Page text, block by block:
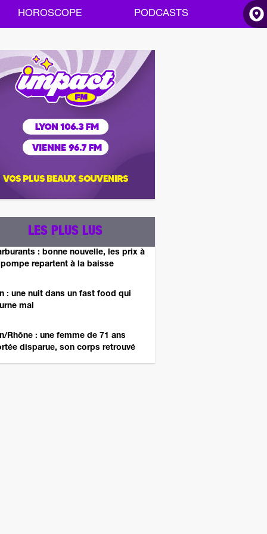
HOROSCOPE PODCASTS
LES PLUS LUS
: bonne nouvelle, les prix à
repartent à la baisse
: une nuit dans un fast food qui
mal
Rhône : une femme de 71 ans
disparue, son corps retrouvé